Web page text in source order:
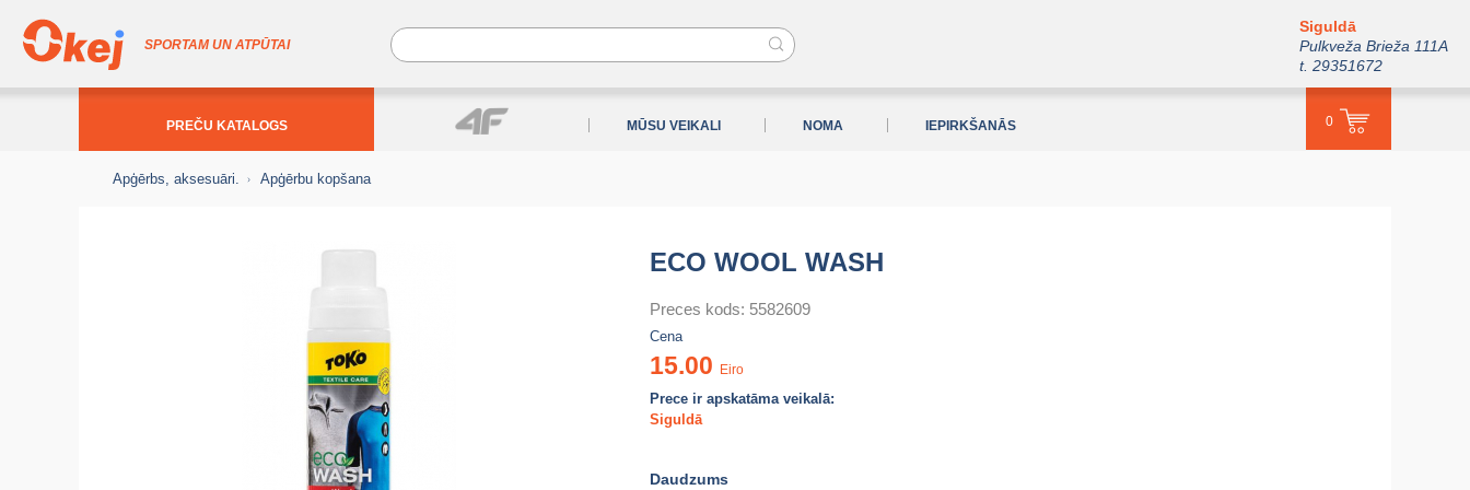
SPORTAM UN ATPŪTAI
Siguldā
Pulkveža Brieža 111A
t. 29351672
PREČU KATALOGS MŪSU VEIKALI NOMA IEPIRKŠANĀS 0
Apģērbs, aksesuāri. Apģērbu kopšana
ECO WOOL WASH
Preces kods: 5582609
Cena
15.00 Eiro
Prece ir apskatāma veikalā:
Siguldā
Daudzums